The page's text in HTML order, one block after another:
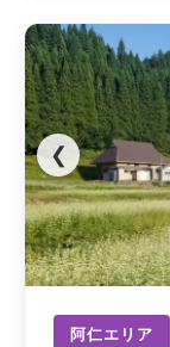
❮
阿仁エリア